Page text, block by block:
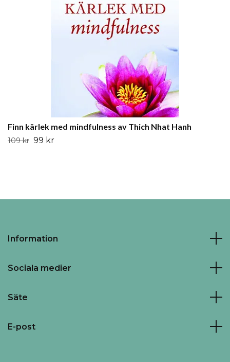
Finn kärlek med mindfulness av Thich Nhat Hanh
109 kr 99 kr
Information
Sociala medier
Säte
E-post